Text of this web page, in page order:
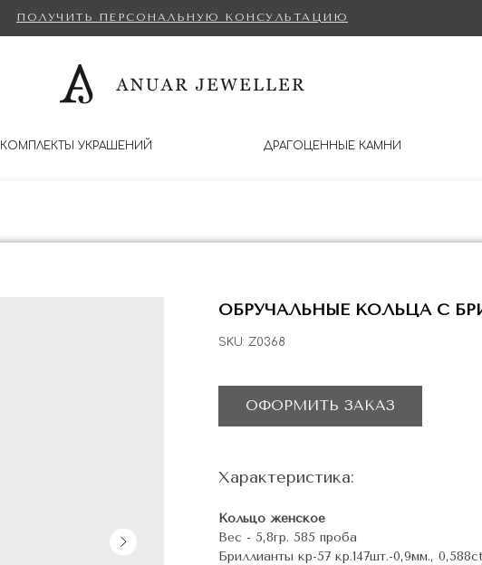
ДРАГОЦЕННЫЕ КАМНИ
КОМПЛЕКТЫ УКРАШЕНИЙ
ПОЛУЧИТЬ ПЕРСОНАЛЬНУЮ КОНСУЛЬТАЦИЮ
ОБРУЧАЛЬНЫЕ КОЛЬЦА С
SKU: Z0368
ОФОРМИТЬ ЗАКАЗ
Характеристика:
Кольцо женское
Вес - 5,8гр. 585 проба
Бриллианты кр-57 кр.147шт.-0,9мм.,